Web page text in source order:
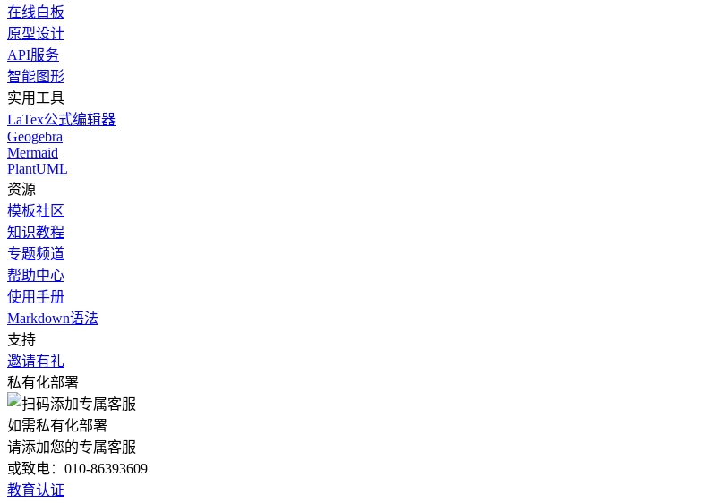
在线白板
原型设计
API服务
智能图形
实用工具
LaTex公式编辑器
Geogebra
Mermaid
PlantUML
资源
模板社区
知识教程
专题频道
帮助中心
使用手册
Markdown语法
支持
邀请有礼
私有化部署
如需私有化部署
请添加您的专属客服
或致电：010-86393609
教育认证